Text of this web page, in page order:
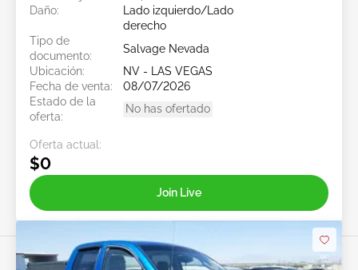
Daño:
Lado izquierdo/Lado
derecho
Tipo de
documento:
Salvage Nevada
Ubicación:
NV - LAS VEGAS
Fecha de venta:
08/07/2026
Estado de la
oferta:
No has ofertado
Oferta actual:
$0
Join Live